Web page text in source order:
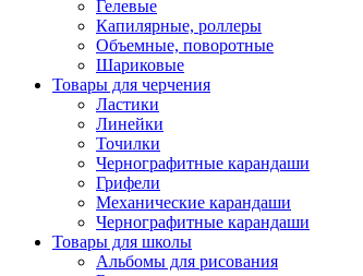
Гелевые
Капилярные, роллеры
Объемные, поворотные
Шариковые
Товары для черчения
Ластики
Линейки
Точилки
Чернографитные карандаши
Грифели
Механические карандаши
Чернографитные карандаши
Товары для школы
Альбомы для рисования